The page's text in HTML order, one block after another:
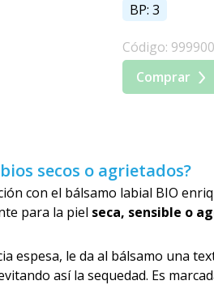
BP: 3
Código:
Comprar
secos o agrietados?
con el bálsamo labial BIO
para la piel seca, sensible o
espesa, le da al bálsamo una
así la sequedad. Es